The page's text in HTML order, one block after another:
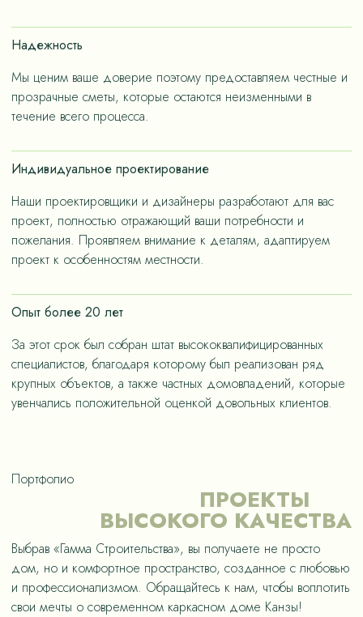
счет дизайнерских решений, ориентированных на
«медленную моду».
Надежность
Мы ценим ваше доверие поэтому предоставляем честные и
прозрачные сметы, которые остаются неизменными в
течение всего процесса.
Индивидуальное проектирование
Наши проектировщики и дизайнеры разработают для вас
проект, полностью отражающий ваши потребности и
пожелания. Проявляем внимание к деталям, адаптируем
проект к особенностям местности.
Опыт более 20 лет
За этот срок был собран штат высококвалифицированных
специалистов, благодаря которому был реализован ряд
крупных объектов, а также частных домовладений, которые
увенчались положительной оценкой довольных клиентов.
Портфолио
ПРОЕКТЫ
ВЫСОКОГО КАЧЕСТВА
Выбрав «Гамма Строительства», вы получаете не просто
дом, но и комфортное пространство, созданное с любовью
и профессионализмом. Обращайтесь к нам, чтобы воплотить
свои мечты о современном каркасном доме Канзы!